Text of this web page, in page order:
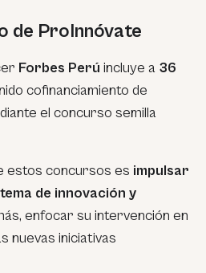
de ProInnóvate
Forbes Perú incluye a 36
cofinanciamiento de
el concurso semilla
estos concursos es impulsar
de innovación y
enfocar su intervención en
nuevas iniciativas